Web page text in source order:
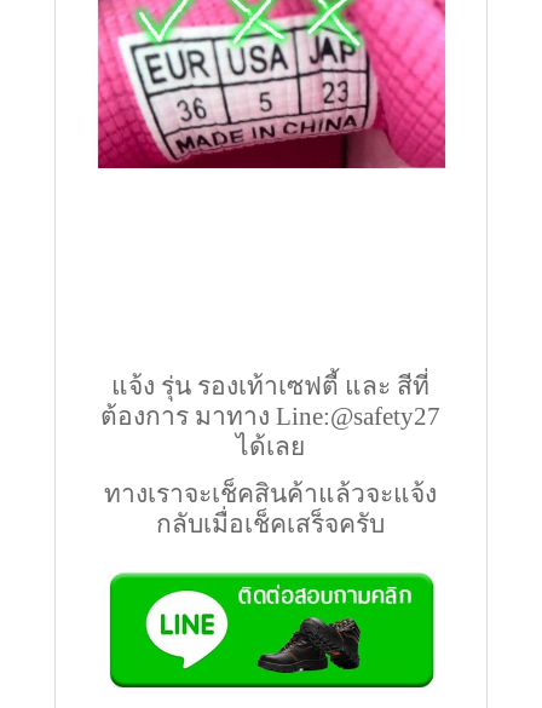
แจ้ง รุ่น รองเท้าเซฟตี้ และ สีที่
ต้องการ มาทาง Line:@safety27
ได้เลย
ทางเราจะเช็คสินค้าแล้วจะแจ้ง
กลับเมื่อเช็คเสร็จครับ